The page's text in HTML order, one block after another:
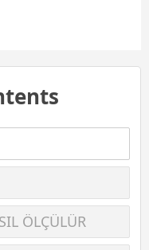
ÖLÇÜLÜR